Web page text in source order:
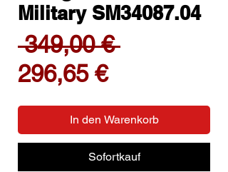
Military SM34087.04
349,00 €
296,65 €Sale-
Preis
In den Warenkorb
Sofortkauf